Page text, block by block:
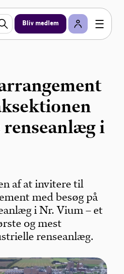
Bliv medlem
i
af at invitere til
med besøg på
i Nr. Vium – et
og mest
renseanlæg.